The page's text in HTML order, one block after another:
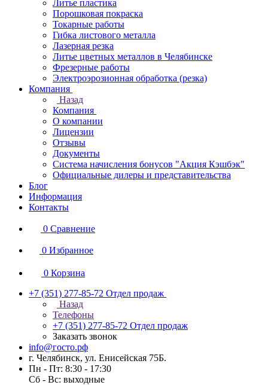
Литье пластика
Порошковая покраска
Токарные работы
Гибка листового металла
Лазерная резка
Литье цветных металлов в Челябинске
Фрезерные работы
Электроэрозионная обработка (резка)
Компания
Назад
Компания
О компании
Лицензии
Отзывы
Документы
Система начисления бонусов "Акция Кэшбэк"
Официальные дилеры и представительства
Блог
Информация
Контакты
0 Сравнение
0 Избранное
0 Корзина
+7 (351) 277-85-72 Отдел продаж
Назад
Телефоны
+7 (351) 277-85-72 Отдел продаж
Заказать звонок
info@госто.рф
г. Челябинск, ул. Енисейская 75Б.
Пн - Пт: 8:30 - 17:30
Сб - Вс: выходные